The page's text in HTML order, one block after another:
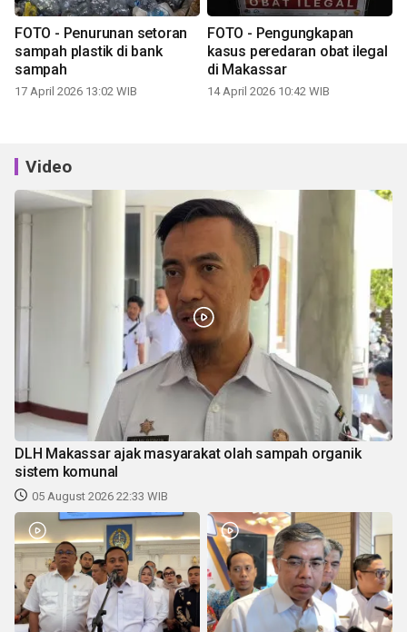
FOTO - Penurunan setoran
sampah plastik di bank
sampah
17 April 2026 13:02 WIB
FOTO - Pengungkapan
kasus peredaran obat ilegal
di Makassar
14 April 2026 10:42 WIB
Video
DLH Makassar ajak masyarakat olah sampah organik
sistem komunal
05 August 2026 22:33 WIB